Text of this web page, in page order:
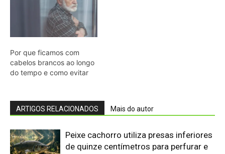
Tamanduá-mirim utiliza cauda preênsil
como quinto membro para estabilizar
bromélias e troncos
Sapo cururu secreta bufotoxina pelas
direta e provoca paradas cardíacas
graves em cães domésticos
Ariranha sincroniza caça coletiva com
vocalização subaquática e cerca